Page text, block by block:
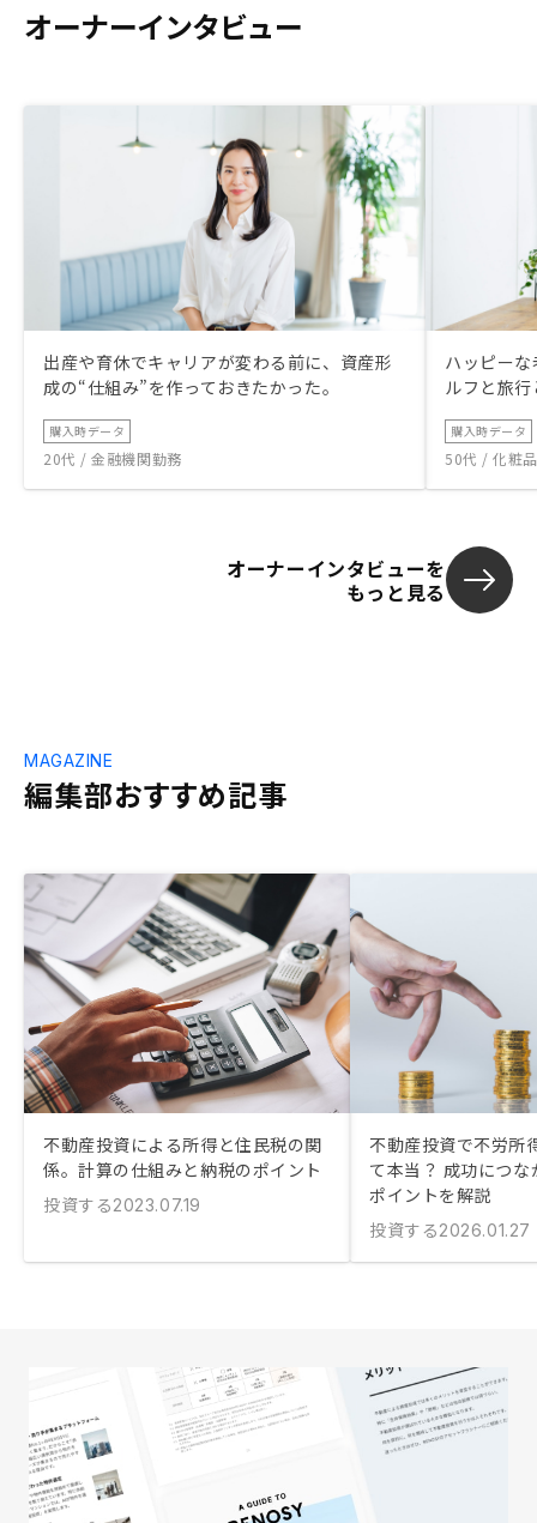
オーナーインタビュー
出産や育休でキャリアが変わる前に、資産形
成の“仕組み”を作っておきたかった。
購入時データ
20代 / 金融機関勤務
ハッピー
ルフと旅
購入時データ
50代 / 化粧
オーナーインタビューを
もっと見る
編集部おすすめ記事
MAGAZINE
不動産投資による所得と住民税の関
係。計算の仕組みと納税のポイント
投資する2023.07.19
不動産投資で不労所
て本当？ 成功につ
ポイントを解説
投資する2026.01.27